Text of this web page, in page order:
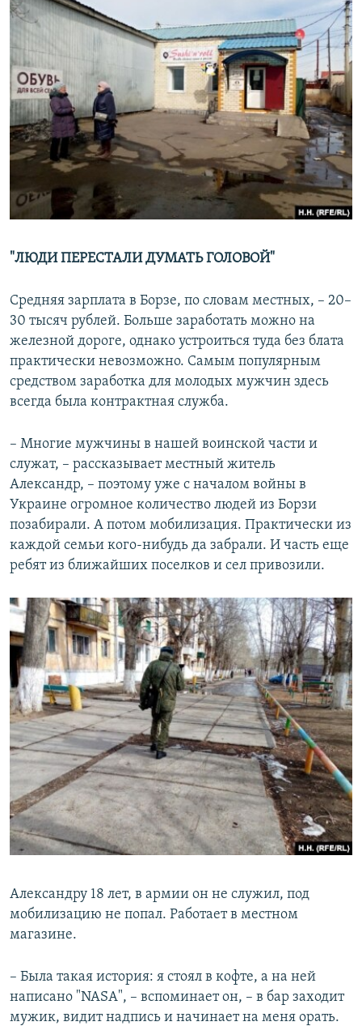
"ЛЮДИ ПЕРЕСТАЛИ ДУМАТЬ ГОЛОВОЙ"
Средняя зарплата в Борзе, по словам местных, – 20–
30 тысяч рублей. Больше заработать можно на
железной дороге, однако устроиться туда без блата
практически невозможно. Самым популярным
средством заработка для молодых мужчин здесь
всегда была контрактная служба.
– Многие мужчины в нашей воинской части и
служат, – рассказывает местный житель
Александр, – поэтому уже с началом войны в
Украине огромное количество людей из Борзи
позабирали. А потом мобилизация. Практически из
каждой семьи кого-нибудь да забрали. И часть еще
ребят из ближайших поселков и сел привозили.
Александру 18 лет, в армии он не служил, под
мобилизацию не попал. Работает в местном
магазине.
– Была такая история: я стоял в кофте, а на ней
написано "NASA", – вспоминает он, – в бар заходит
мужик, видит надпись и начинает на меня орать.